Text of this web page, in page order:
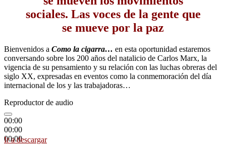
sociales. Las voces de la gente que
se mueve por la paz
Bienvenidos a Como la cigarra… en esta oportunidad estaremos
conversando sobre los 200 años del natalicio de Carlos Marx, la
vigencia de su pensamiento y su relación con las luchas obreras del
siglo XX, expresadas en eventos como la conmemoración del día
internacional de los y las trabajadoras…
Reproductor de audio
00:00
00:00
00:00
Ir a descargar